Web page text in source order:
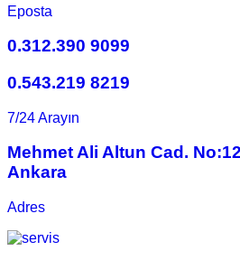
Eposta
0.312.390 9099
0.543.219 8219
7/24 Arayın
Mehmet Ali Altun Cad.
Ankara
Adres